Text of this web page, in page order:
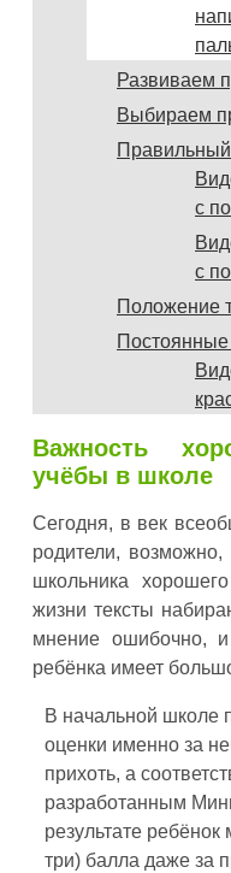
Развиваем
Выбираем
Правильный
с
с
Положение
Постоянные
Важность
учёбы в школе
Сегодня, в век
родители,
школьника
жизни тексты
мнение ошибочно,
ребёнка имеет
В начальной школе
оценки именно за
прихоть, а
разработанным
результате
три) балла даже за